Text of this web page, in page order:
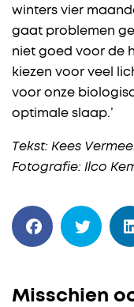
winters vier
gaat problemen
niet goed voor de
kiezen voor veel
voor onze
optimale slaap.’
Tekst: Kees
Fotografie: Ilco
Misschien